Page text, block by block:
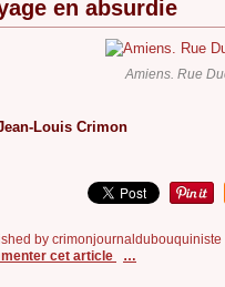
en absurdie
Amiens. Rue
Louis Crimon
by crimonjournaldubouquiniste
cet article
…